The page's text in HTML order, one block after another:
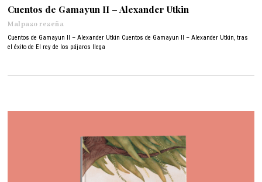
e
o
2
2
Cuentos de Gamayun II – Alexander Utkin
Malpaso reseña
Cuentos de Gamayun II – Alexander Utkin Cuentos de Gamayun II – Alexander Utkin, tras
el éxito de El rey de los pájaros llega